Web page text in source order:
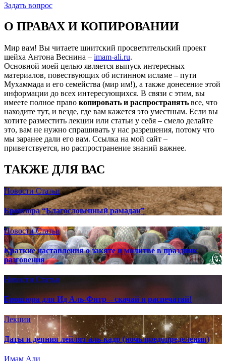
Задать вопрос
О ПРАВАХ И КОПИРОВАНИИ
Мир вам! Вы читаете шиитский просветительский проект
шейха Антона Веснина – imam-ali.ru.
Основной моей целью является выпуск интересных
материалов, повествующих об истинном исламе – пути
Мухаммада и его семейства (мир им!), а также донесение этой
информации до всех интересующихся. В связи с этим, вы
имеете полное право копировать и распространять все, что
находите тут, и везде, где вам кажется это уместным. Если вы
хотите разместить лекции или статьи у себя – смело делайте
это, вам не нужно спрашивать у нас разрешения, потому что
мы заранее дали его вам. Ссылка на мой сайт –
приветствуется, но распространение знаний важнее.
ТАКЖЕ ДЛЯ ВАС
НовостиСтатьи
Брошюра “Благословенный рамадан”
НовостиСтатьи
Краткие наставления о закяте и молитве в праздник
разговения
Новости Статьи
Брошюра для Ид Аль-Фитр – скачай и распечатай!
Лекции
Даты и деяния лейлят аль-кадр (ночь предопределения)
Имам Али